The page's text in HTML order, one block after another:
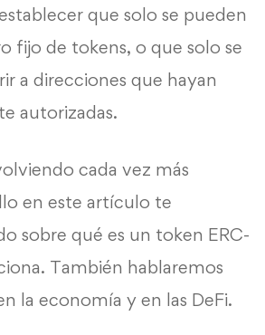
que solo se pueden
fijo de tokens, o que solo se
a direcciones que hayan
autorizadas.
cada vez más
en este artículo te
sobre qué es un token ERC-
También hablaremos
la economía y en las DeFi.